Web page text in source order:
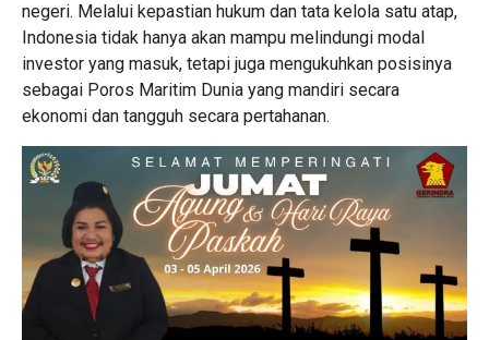
negeri. Melalui kepastian hukum dan tata kelola satu atap,
Indonesia tidak hanya akan mampu melindungi modal
investor yang masuk, tetapi juga mengukuhkan posisinya
sebagai Poros Maritim Dunia yang mandiri secara
ekonomi dan tangguh secara pertahanan.